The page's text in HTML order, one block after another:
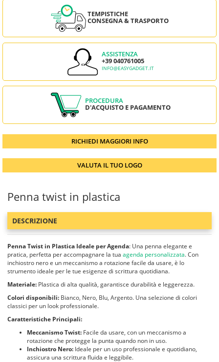
TEMPISTICHE
CONSEGNA & TRASPORTO
ASSISTENZA
+39 040761005
INFO@EASYGADGET.IT
PROCEDURA
D'ACQUISTO E PAGAMENTO
RICHIEDI MAGGIORI INFO
VALUTA IL TUO LOGO
Penna twist in plastica
DESCRIZIONE
Penna Twist in Plastica Ideale per Agenda: Una penna elegante e
pratica, perfetta per accompagnare la tua agenda personalizzata. Con
inchiostro nero e un meccanismo a rotazione facile da usare, è lo
strumento ideale per le tue esigenze di scrittura quotidiana.
Materiale: Plastica di alta qualità, garantisce durabilità e leggerezza.
Colori disponibili: Bianco, Nero, Blu, Argento. Una selezione di colori
classici per un look professionale.
Caratteristiche Principali:
Meccanismo Twist: Facile da usare, con un meccanismo a
rotazione che protegge la punta quando non in uso.
Inchiostro Nero: Ideale per un uso professionale e quotidiano,
assicura una scrittura fluida e leggibile.